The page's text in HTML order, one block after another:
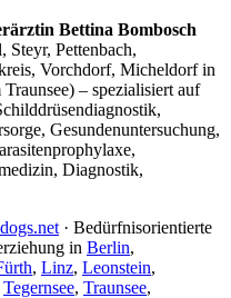
Bettina Bombosch
Pettenbach,
Vorchdorf, Micheldorf in
– spezialisiert auf
Gesundenuntersuchung,
Diagnostik,
· Bedürfnisorientierte
in Berlin,
, Linz, Leonstein,
Tegernsee, Traunsee,